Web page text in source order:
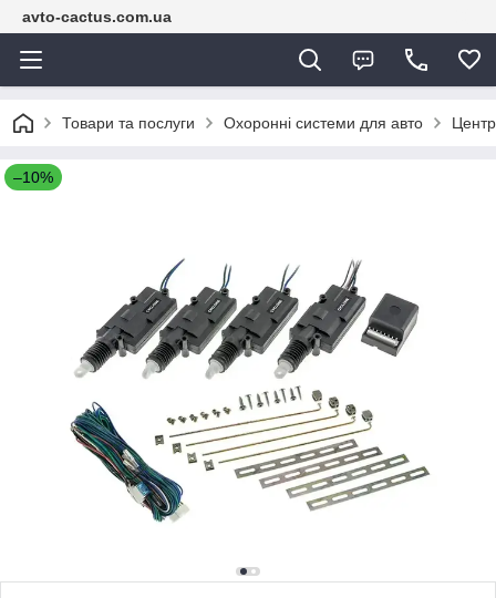
avto-cactus.com.ua
Товари та послуги Охоронні системи для авто
–10%